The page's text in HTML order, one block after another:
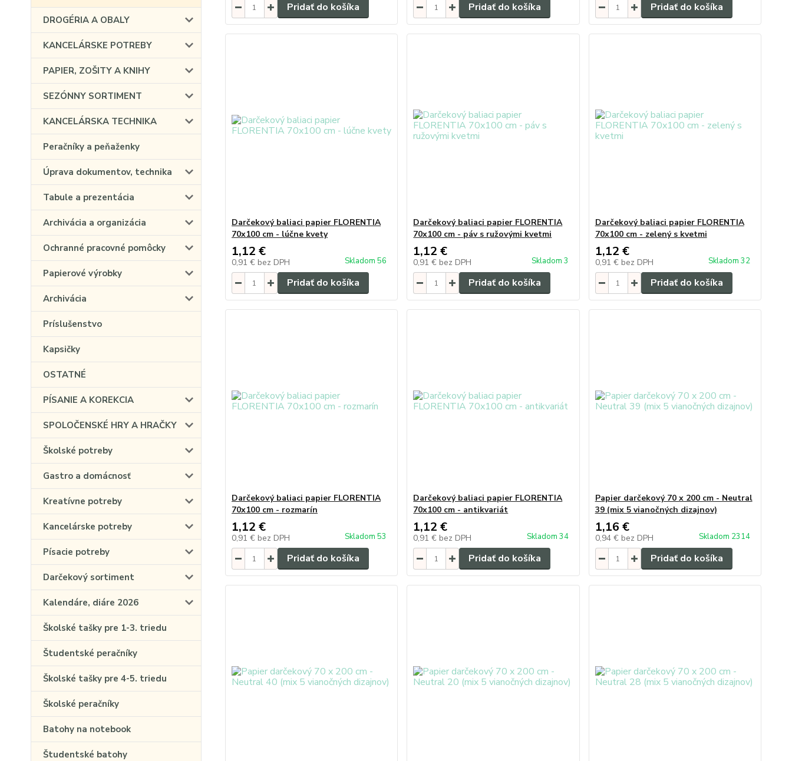
DROGÉRIA A OBALY
KANCELÁRSKE POTREBY
PAPIER, ZOŠITY A KNIHY
SEZÓNNY SORTIMENT
KANCELÁRSKA TECHNIKA
Peračníky a peňaženky
Úprava dokumentov, technika
Tabule a prezentácia
Archivácia a organizácia
Ochranné pracovné pomôcky
Papierové výrobky
Archivácia
Príslušenstvo
Kapsičky
OSTATNÉ
PÍSANIE A KOREKCIA
SPOLOČENSKÉ HRY A HRAČKY
Školské potreby
Gastro a domácnosť
Kreatívne potreby
Kancelárske potreby
Písacie potreby
Darčekový sortiment
Kalendáre, diáre 2026
Školské tašky pre 1-3. triedu
Študentské peračníky
Školské tašky pre 4-5. triedu
Školské peračníky
Batohy na notebook
Študentské batohy
Pridať do košíka Pridať do košíka Pridať do košíka
Darčekový baliaci papier FLORENTIA
70x100 cm - lúčne kvety
1,12 €
0,91 € bez DPH Skladom 56
Pridať do košíka
Darčekový baliaci papier FLORENTIA
70x100 cm - páv s ružovými kvetmi
1,12 €
0,91 € bez DPH Skladom 3
Pridať do košíka
Darčekový baliaci papier FLORENTIA
70x100 cm - zelený s kvetmi
1,12 €
0,91 € bez DPH Skladom 32
Pridať do košíka
Darčekový baliaci papier FLORENTIA
70x100 cm - rozmarín
1,12 €
0,91 € bez DPH Skladom 53
Pridať do košíka
Darčekový baliaci papier FLORENTIA
70x100 cm - antikvariát
1,12 €
0,91 € bez DPH Skladom 34
Pridať do košíka
Papier darčekový 70 x 200 cm - Neutral
39 (mix 5 vianočných dizajnov)
1,16 €
0,94 € bez DPH Skladom 2314
Pridať do košíka